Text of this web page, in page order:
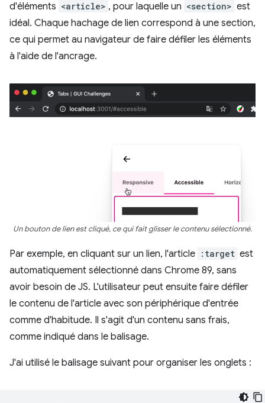
d'éléments <article> , pour laquelle un <section> est
idéal. Chaque hachage de lien correspond à une section,
ce qui permet au navigateur de faire défiler les éléments
à l'aide de l'ancrage.
Un bouton de lien est cliqué, ce qui fait glisser le contenu sélectionné.
Par exemple, en cliquant sur un lien, l'article :target est
automatiquement sélectionné dans Chrome 89, sans
avoir besoin de JS. L'utilisateur peut ensuite faire défiler
le contenu de l'article avec son périphérique d'entrée
comme d'habitude. Il s'agit d'un contenu sans frais,
comme indiqué dans le balisage.
J'ai utilisé le balisage suivant pour organiser les onglets :